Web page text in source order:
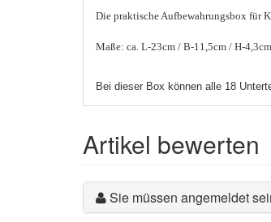
Die praktische Aufbewahrungsbox für
Maße: ca. L-23cm / B-11,5cm / H-4,3cm
Bei dieser Box können alle 18
Artikel bewerten
Sie müssen angemeldet